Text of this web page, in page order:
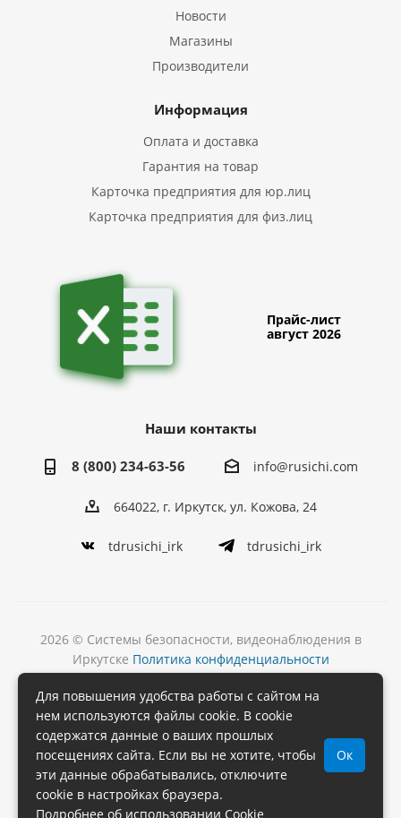
Новости
Магазины
Производители
Информация
Оплата и доставка
Гарантия на товар
Карточка предприятия для юр.лиц
Карточка предприятия для физ.лиц
Прайс-лист
август 2026
Наши контакты
8 (800) 234-63-56 info@rusichi.com
664022, г. Иркутск, ул. Кожова, 24
tdrusichi_irk tdrusichi_irk
2026 © Системы безопасности, видеонаблюдения в
Иркутске Политика конфиденциальности
Разработка
и поддержка сайта
Для повышения удобства работы с сайтом на
нем используются файлы cookie. В cookie
содержатся данные о ваших прошлых
посещениях сайта. Если вы не хотите, чтобы
эти данные обрабатывались, отключите
cookie в настройках браузера.
Подробнее об использовании Cookie
Ок